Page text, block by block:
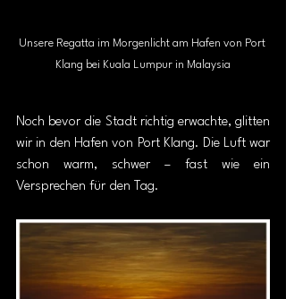
Unsere Regatta im Morgenlicht am Hafen von Port
Klang bei Kuala Lumpur in Malaysia
Noch bevor die Stadt richtig erwachte, glitten
wir in den Hafen von Port Klang. Die Luft war
schon warm, schwer – fast wie ein
Versprechen für den Tag.